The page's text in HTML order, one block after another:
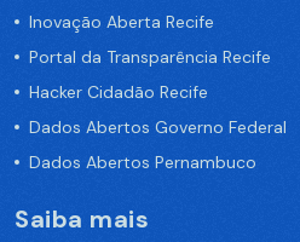
Inovação Aberta Recife
Portal da Transparência Recife
Hacker Cidadão Recife
Dados Abertos Governo Federal
Dados Abertos Pernambuco
Saiba mais